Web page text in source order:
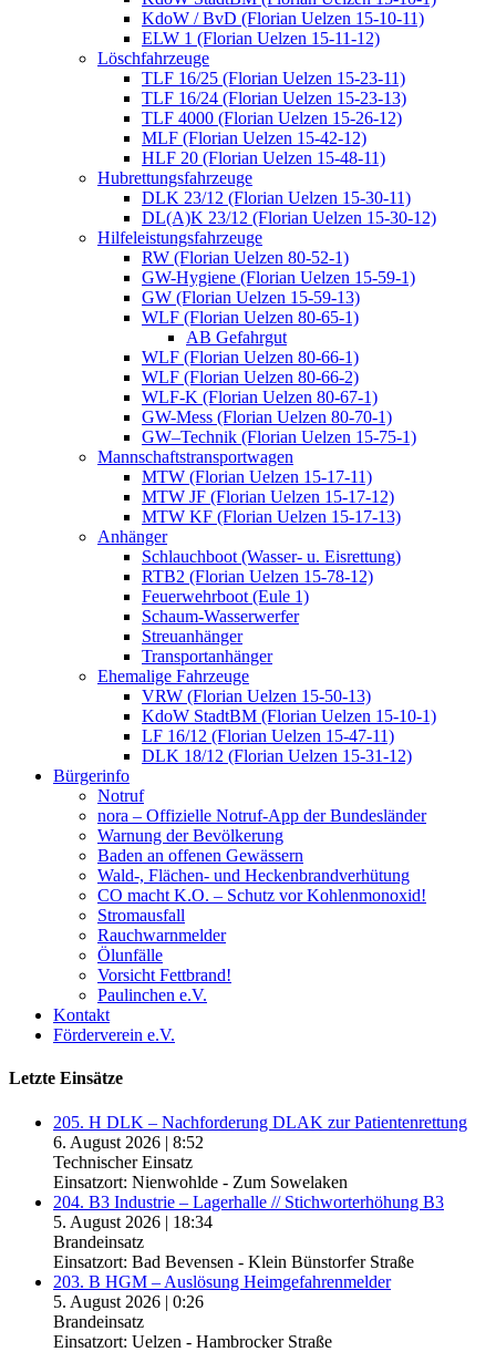
KdoW / BvD (Florian Uelzen 15-10-11)
ELW 1 (Florian Uelzen 15-11-12)
Löschfahrzeuge
TLF 16/25 (Florian Uelzen 15-23-11)
TLF 16/24 (Florian Uelzen 15-23-13)
TLF 4000 (Florian Uelzen 15-26-12)
MLF (Florian Uelzen 15-42-12)
HLF 20 (Florian Uelzen 15-48-11)
Hubrettungsfahrzeuge
DLK 23/12 (Florian Uelzen 15-30-11)
DL(A)K 23/12 (Florian Uelzen 15-30-12)
Hilfeleistungsfahrzeuge
RW (Florian Uelzen 80-52-1)
GW-Hygiene (Florian Uelzen 15-59-1)
GW (Florian Uelzen 15-59-13)
WLF (Florian Uelzen 80-65-1)
AB Gefahrgut
WLF (Florian Uelzen 80-66-1)
WLF (Florian Uelzen 80-66-2)
WLF-K (Florian Uelzen 80-67-1)
GW-Mess (Florian Uelzen 80-70-1)
GW–Technik (Florian Uelzen 15-75-1)
Mannschaftstransportwagen
MTW (Florian Uelzen 15-17-11)
MTW JF (Florian Uelzen 15-17-12)
MTW KF (Florian Uelzen 15-17-13)
Anhänger
Schlauchboot (Wasser- u. Eisrettung)
RTB2 (Florian Uelzen 15-78-12)
Feuerwehrboot (Eule 1)
Schaum-Wasserwerfer
Streuanhänger
Transportanhänger
Ehemalige Fahrzeuge
VRW (Florian Uelzen 15-50-13)
KdoW StadtBM (Florian Uelzen 15-10-1)
LF 16/12 (Florian Uelzen 15-47-11)
DLK 18/12 (Florian Uelzen 15-31-12)
Bürgerinfo
Notruf
nora – Offizielle Notruf-App der Bundesländer
Warnung der Bevölkerung
Baden an offenen Gewässern
Wald-, Flächen- und Heckenbrandverhütung
CO macht K.O. – Schutz vor Kohlenmonoxid!
Stromausfall
Rauchwarnmelder
Ölunfälle
Vorsicht Fettbrand!
Paulinchen e.V.
Kontakt
Förderverein e.V.
Letzte Einsätze
205. H DLK – Nachforderung DLAK zur Patientenrettung
6. August 2026 | 8:52
Technischer Einsatz
Einsatzort: Nienwohlde - Zum Sowelaken
204. B3 Industrie – Lagerhalle // Stichworterhöhung B3
5. August 2026 | 18:34
Brandeinsatz
Einsatzort: Bad Bevensen - Klein Bünstorfer Straße
203. B HGM – Auslösung Heimgefahrenmelder
5. August 2026 | 0:26
Brandeinsatz
Einsatzort: Uelzen - Hambrocker Straße